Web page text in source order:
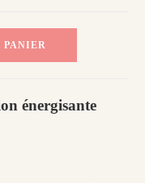
PANIER
énergisante